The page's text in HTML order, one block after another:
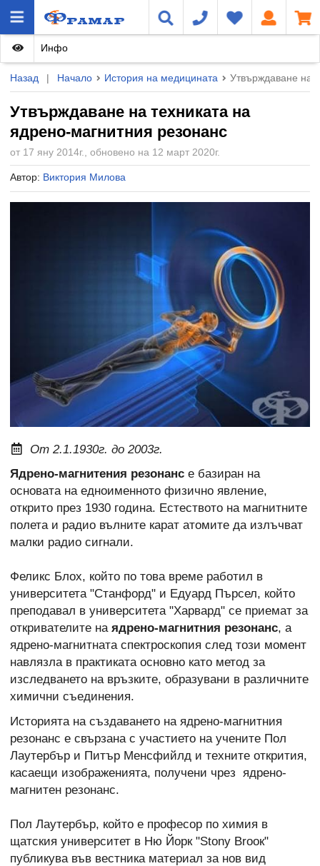
Назад | Начало История на медицината Утвърждаване на
Утвърждаване на техниката на
ядрено-магнитния резонанс
от 17 яну 2014г., обновено на 12 март 2020г.
Автор: Виктория Милова
Инфо
От 2.1.1930г. до 2003г.
Ядрено-магнитения резонанс е базиран на
основата на едноименното физично явление,
открито през 1930 година. Естеството на магнитните
полета и радио вълните карат атомите да излъчват
малки радио сигнали.
Феликс Блох, който по това време работил в
университета "Станфорд" и Едуард Пърсел, който
преподавал в университета "Харвард" се приемат за
откривателите на ядрено-магнитния резонанс, а
ядрено-магнитната спектроскопия след този момент
навлязла в практиката основно като метод за
изследването на връзките, образувани в различните
химични съединения.
Историята на създаването на ядрено-магнитния
резонанс е свързана с участието на учените Пол
Лаутербър и Питър Менсфийлд и техните открития,
касаещи изображенията, получени чрез ядрено-
магнитен резонанс.
Пол Лаутербър, който е професор по химия в
щатския университет в Ню Йорк "Stony Brooк"
публикува във вестника материал за нов вид